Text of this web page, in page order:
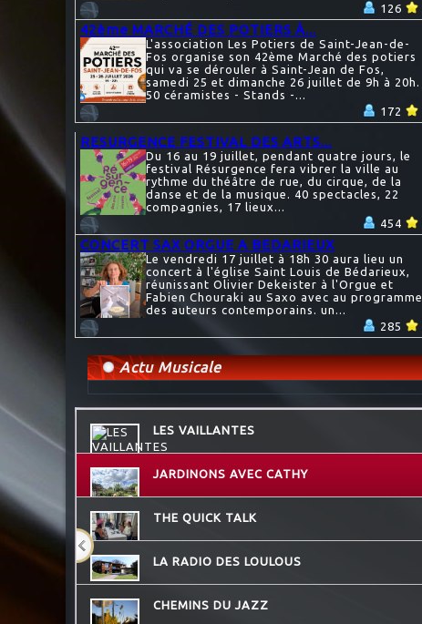
126
42ème MARCHÉ DES POTIERS À...
L'association Les Potiers de Saint-Jean-de-
Fos organise son 42ème Marché des potiers
qui va se dérouler à Saint-Jean de Fos,
samedi 25 et dimanche 26 juillet de 9h à 20h.
50 céramistes - Stands -...
172
RESURGENCE FESTIVAL DES ARTS...
Du 16 au 19 juillet, pendant quatre jours, le
festival Résurgence fera vibrer la ville au
rythme du théâtre de rue, du cirque, de la
danse et de la musique. 40 spectacles, 22
compagnies, 17 lieux...
454
CONCERT SAX ORGUE A BEDARIEUX
Le vendredi 17 juillet à 18h 30 aura lieu un
concert à l'église Saint Louis de Bédarieux,
réunissant Olivier Dekeister à l'Orgue et
Fabien Chouraki au Saxo avec au programme
des auteurs contemporains. un...
285
Actu Musicale
LES VAILLANTES
JARDINONS AVEC CATHY
THE QUICK TALK
LA RADIO DES LOULOUS
CHEMINS DU JAZZ